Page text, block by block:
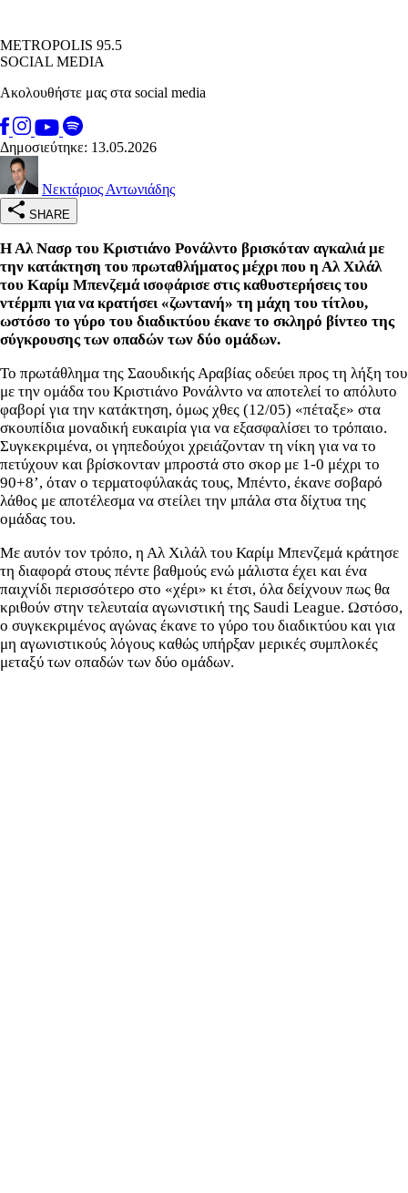
METROPOLIS 95.5
SOCIAL MEDIA
Ακολουθήστε μας στα social media
Δημοσιεύτηκε: 13.05.2026
Νεκτάριος Αντωνιάδης
SHARE
Η Αλ Νασρ του Κριστιάνο Ρονάλντο βρισκόταν αγκαλιά με
την κατάκτηση του πρωταθλήματος μέχρι που η Αλ Χιλάλ
του Καρίμ Μπενζεμά ισοφάρισε στις καθυστερήσεις του
ντέρμπι για να κρατήσει «ζωντανή» τη μάχη του τίτλου,
ωστόσο το γύρο του διαδικτύου έκανε το σκληρό βίντεο της
σύγκρουσης των οπαδών των δύο ομάδων.
Το πρωτάθλημα της Σαουδικής Αραβίας οδεύει προς τη λήξη του
με την ομάδα του Κριστιάνο Ρονάλντο να αποτελεί το απόλυτο
φαβορί για την κατάκτηση, όμως χθες (12/05) «πέταξε» στα
σκουπίδια μοναδική ευκαιρία για να εξασφαλίσει το τρόπαιο.
Συγκεκριμένα, οι γηπεδούχοι χρειάζονταν τη νίκη για να το
πετύχουν και βρίσκονταν μπροστά στο σκορ με 1-0 μέχρι το
90+8’, όταν ο τερματοφύλακάς τους, Μπέντο, έκανε σοβαρό
λάθος με αποτέλεσμα να στείλει την μπάλα στα δίχτυα της
ομάδας του.
Με αυτόν τον τρόπο, η Αλ Χιλάλ του Καρίμ Μπενζεμά κράτησε
τη διαφορά στους πέντε βαθμούς ενώ μάλιστα έχει και ένα
παιχνίδι περισσότερο στο «χέρι» κι έτσι, όλα δείχνουν πως θα
κριθούν στην τελευταία αγωνιστική της Saudi League. Ωστόσο,
ο συγκεκριμένος αγώνας έκανε το γύρο του διαδικτύου και για
μη αγωνιστικούς λόγους καθώς υπήρξαν μερικές συμπλοκές
μεταξύ των οπαδών των δύο ομάδων.